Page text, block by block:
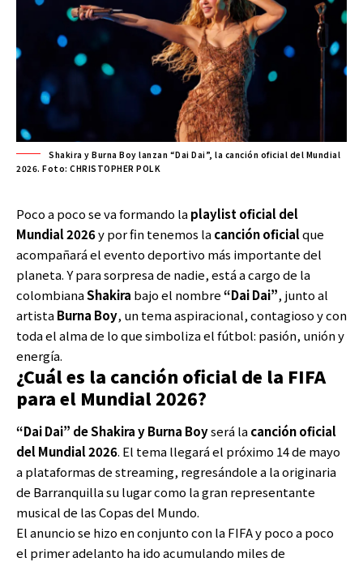
Shakira y Burna Boy lanzan “Dai Dai”, la canción oficial del Mundial
2026. Foto: CHRISTOPHER POLK
Poco a poco se va formando laplaylist oficial del
Mundial 2026y por fin tenemos lacanción oficialque
acompañará el evento deportivo más importante del
planeta. Y para sorpresa de nadie, está a cargo de la
colombianaShakira bajo el nombre“Dai Dai”, junto al
artistaBurna Boy, un tema aspiracional, contagioso y con
toda el alma de lo que simboliza el fútbol: pasión, unión y
energía.
¿Cuál es la canción oficial de la FIFA
para el Mundial 2026?
“Dai Dai” de Shakira y Burna Boyserá lacanción oficial
del Mundial 2026. El tema llegará el próximo 14 de mayo
a plataformas de streaming, regresándole a la originaria
de Barranquilla su lugar como la gran representante
musical de las Copas del Mundo.
El anuncio se hizo en conjunto con la FIFA y poco a poco
el primer adelanto ha ido acumulando miles de